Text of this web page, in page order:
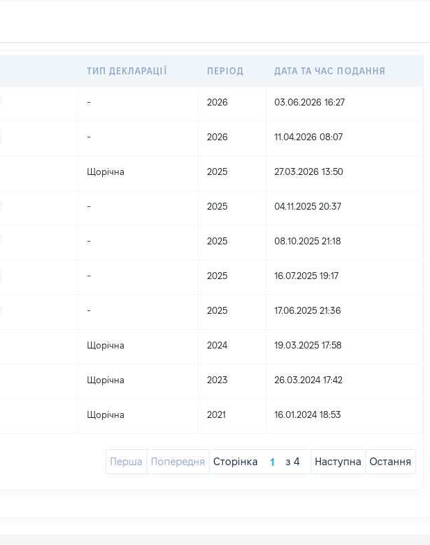
ТИП ДЕКЛАРАЦІЇ ПЕРІОД ДАТА ТА ЧАС ПОДАННЯ
- 2026 03.06.2026 16:27
- 2026 11.04.2026 08:07
Щорічна 2025 27.03.2026 13:50
- 2025 04.11.2025 20:37
- 2025 08.10.2025 21:18
- 2025 16.07.2025 19:17
- 2025 17.06.2025 21:36
Щорічна 2024 19.03.2025 17:58
Щорічна 2023 26.03.2024 17:42
Щорічна 2021 16.01.2024 18:53
Перша Попередня Сторінка з 4 Наступна Остання